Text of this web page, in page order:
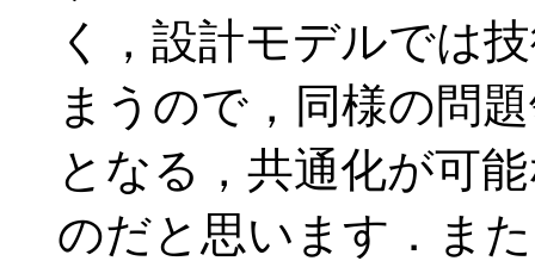
く，設計モデルでは
まうので，同様の問
となる，共通化が可
のだと思います．ま